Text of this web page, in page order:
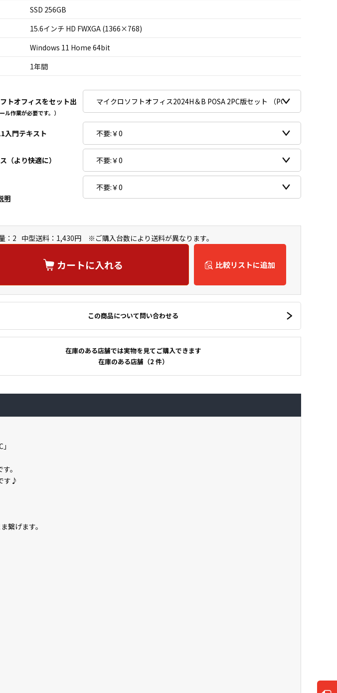
SSD 256GB
15.6インチ HD FWXGA (1366×768)
Windows 11 Home 64bit
1年間
トオフィスをセット出
ル作業が必要です。）
入門テキスト
（より快適に）
明
：2 中型送料：1,430円 ※ご購入台数により送料が異なります。
カートに入れる 比較リストに追加
この商品について問い合わせる
在庫のある店舗では実物を見てご購入できます
在庫のある店舗（2 件）
。
す♪
繋げます。